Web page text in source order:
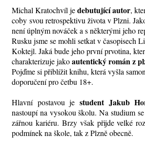
Michal Kratochvíl jedebutující autor,
coby svou retrospektivu života v Plzni.
není úplným nováček a s některými jeho
Rusku jsme se mohli setkat v časopisech
Koktejl. Jaká bude jeho první prvotina,
charakterizuje jakoautentický román z
Pojďme si přiblížit knihu, která vyšla
doporučení pro četbu 18+.
Hlavní postavou je student Jakub
nastoupí na vysokou školu. Na studium
zářnou kariéru. Brzy však přijde velké
podmínek na škole, tak z Plzně obecně.